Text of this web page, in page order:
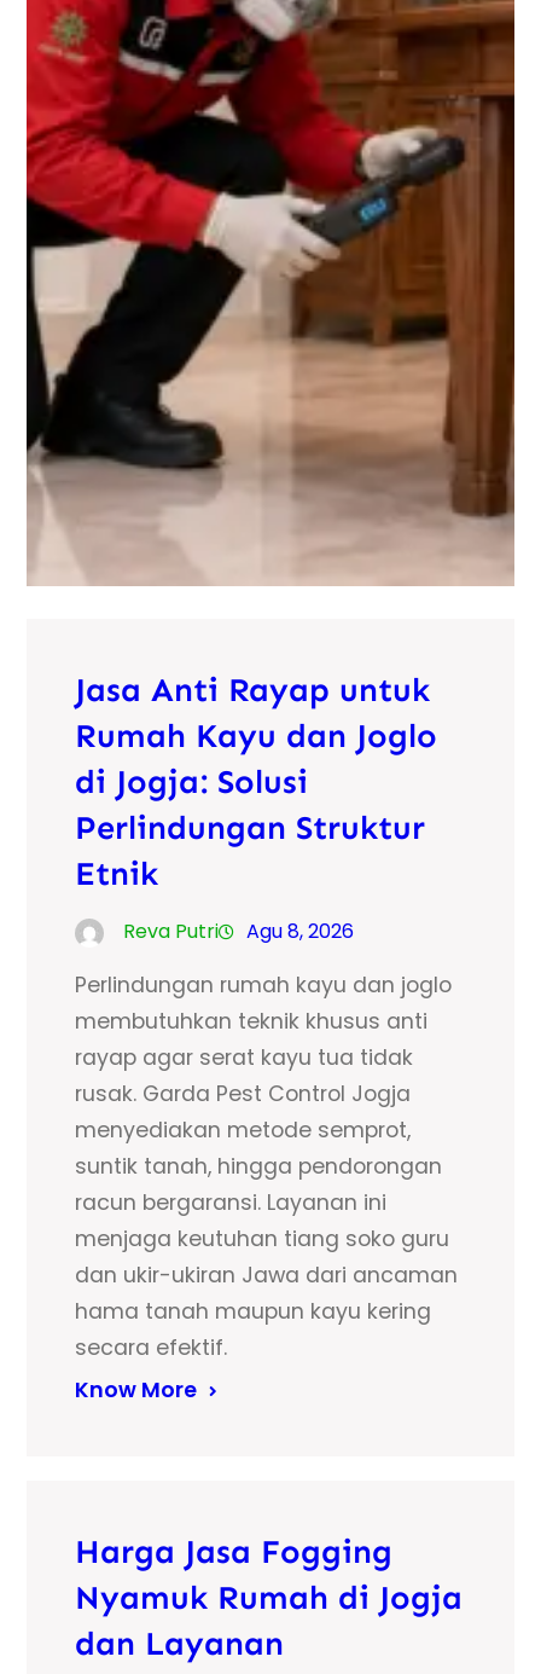
Jasa Anti Rayap untuk
Rumah Kayu dan Joglo
di Jogja: Solusi
Perlindungan Struktur
Etnik
Reva Putri Agu 8, 2026
Perlindungan rumah kayu dan joglo
membutuhkan teknik khusus anti
rayap agar serat kayu tua tidak
rusak. Garda Pest Control Jogja
menyediakan metode semprot,
suntik tanah, hingga pendorongan
racun bergaransi. Layanan ini
menjaga keutuhan tiang soko guru
dan ukir-ukiran Jawa dari ancaman
hama tanah maupun kayu kering
secara efektif.
Know More
Harga Jasa Fogging
Nyamuk Rumah di Jogja
dan Layanan